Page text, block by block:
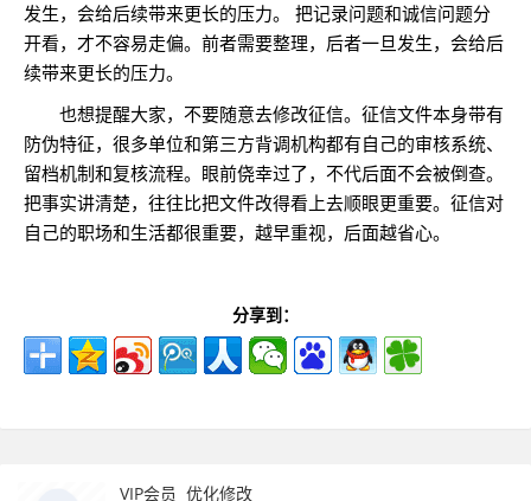
发生，会给后续带来更长的压力。 把记录问题和诚信问题分
开看，才不容易走偏。前者需要整理，后者一旦发生，会给后
续带来更长的压力。
也想提醒大家，不要随意去修改征信。征信文件本身带有
防伪特征，很多单位和第三方背调机构都有自己的审核系统、
留档机制和复核流程。眼前侥幸过了，不代后面不会被倒查。
把事实讲清楚，往往比把文件改得看上去顺眼更重要。征信对
自己的职场和生活都很重要，越早重视，后面越省心。
分享到：
VIP会员 优化修改